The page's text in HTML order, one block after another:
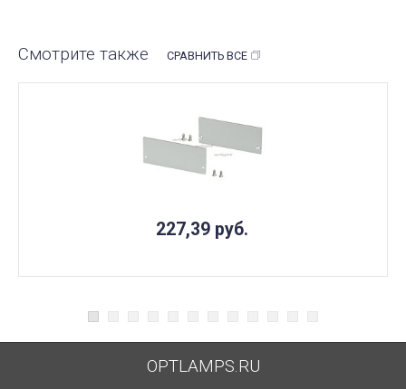
Смотрите также СРАВНИТЬ ВСЕ
227,39 руб.
OPTLAMPS.RU